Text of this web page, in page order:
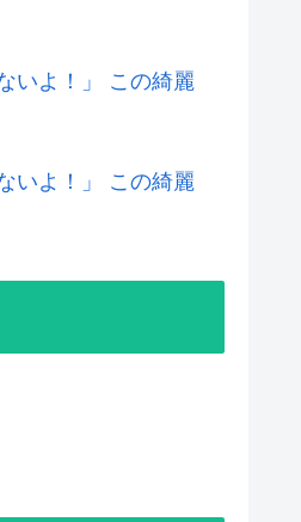
いよ！」 この綺麗
いよ！」 この綺麗